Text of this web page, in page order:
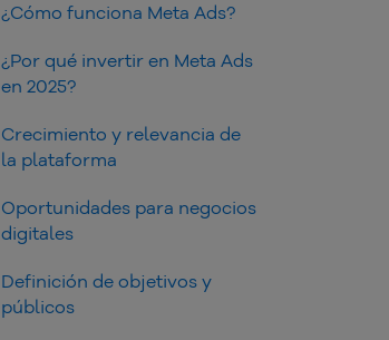
¿Cómo funciona Meta Ads?
¿Por qué invertir en Meta Ads
en 2025?
Crecimiento y relevancia de
la plataforma
Oportunidades para negocios
digitales
Acompañamiento de las
tendencias de comportamiento
del consumidor
Definición de objetivos y
públicos